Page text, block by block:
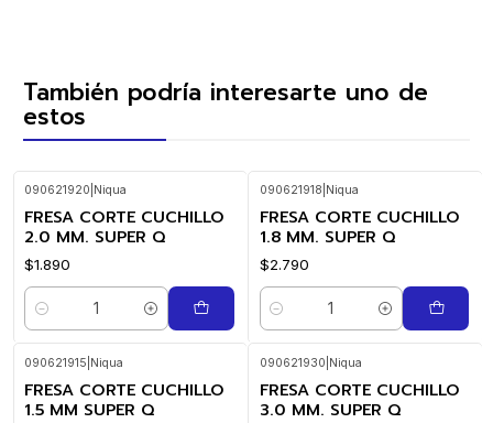
También podría interesarte uno de
estos
090621920 Niqua
FRESA CORTE CUCHILLO
2.0 MM. SUPER Q
$1.890
Cantidad
090621918 Niqua
FRESA CORTE CUCHILLO
1.8 MM. SUPER Q
$2.790
Cantidad
090621915 Niqua
FRESA CORTE CUCHILLO
1.5 MM SUPER Q
090621930 Niqua
FRESA CORTE CUCHILLO
3.0 MM. SUPER Q